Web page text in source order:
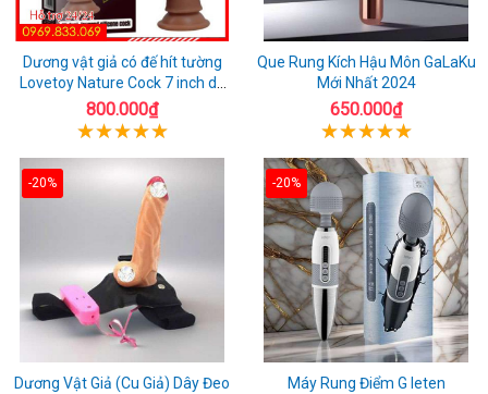
Dương vật giả có đế hít tường
Lovetoy Nature Cock 7 inch da
đen
800.000₫
Que Rung Kích Hậu Môn GaLaKu
Mới Nhất 2024
650.000₫
-20%
Dương Vật Giả (Cu Giả) Dây Đeo
-20%
Máy Rung Điểm G leten